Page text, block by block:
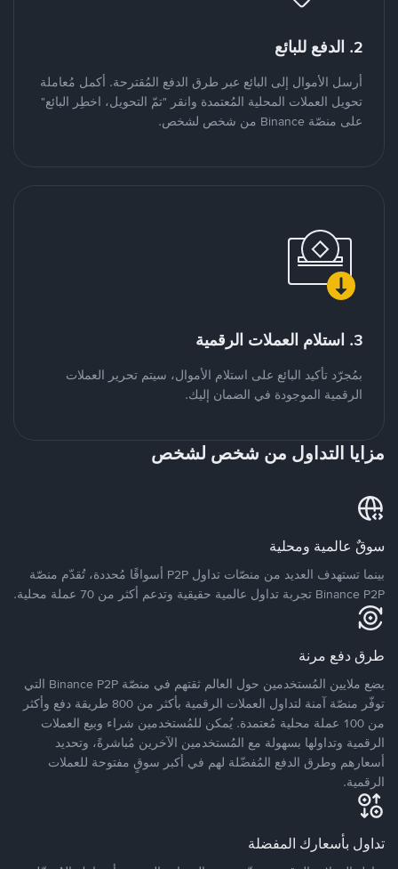
2. الدفع للبائع
أرسل الأموال إلى البائع عبر طرق الدفع المُقترحة. أكمل مُعاملة
تحويل العملات المحلية المُعتمدة وانقر "تمّ التحويل، اخطِر البائع"
على منصّة Binance من شخص لشخص.
3. استلام العملات الرقمية
بمُجرّد تأكيد البائع على استلام الأموال، سيتم تحرير العملات
الرقمية الموجودة في الضمان إليك.
مزايا التداول من شخص لشخص
سوقٌ عالمية ومحلية
بينما تستهدف العديد من منصّات تداول P2P أسواقًا مُحددة، تُقدّم منصّة
Binance P2P تجربة تداول عالمية حقيقية وتدعم أكثر من 70 عملة محلية.
طرق دفع مرنة
يضع ملايين المُستخدمين حول العالم ثقتهم في منصّة Binance P2P التي
توفّر منصّة آمنة لتداول العملات الرقمية بأكثر من 800 طريقة دفع وأكثر
من 100 عملة محلية مُعتمدة. يُمكن للمُستخدمين شراء وبيع العملات
الرقمية وتداولها بسهولة مع المُستخدمين الآخرين مُباشرةً، وتحديد
أسعارهم وطرق الدفع المُفضّلة لهم في أكبر سوقٍ مفتوحة للعملات
الرقمية.
تداول بأسعارك المفضلة